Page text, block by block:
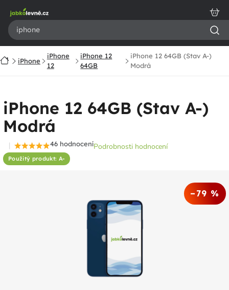
obsah
DomůiPhone
iPhone
12
iPhone 12
64GB
iPhone 12 64GB (Stav A-)
Modrá
iPhone 12 64GB (Stav A-)
Modrá
Použitý produkt: A-
Průměrné
hodnocení
46 hodnoceníPodrobnosti hodnocení
–79 %